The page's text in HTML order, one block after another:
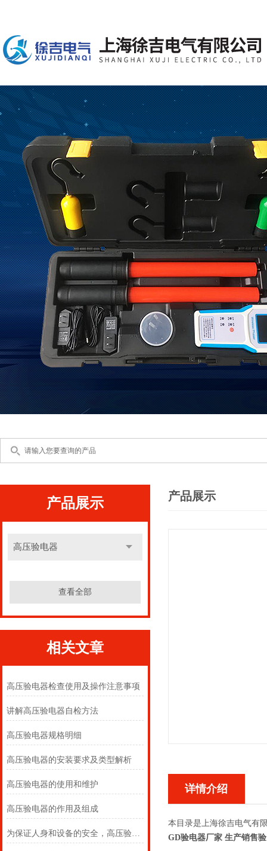
产品展示
高压验电器
查看全部
相关文章
高压验电器检查使用及操作注意事项
讲解高压验电器自检方法
高压验电器规格明细
高压验电器的安装要求及类型解析
高压验电器的使用和维护
高压验电器的作用及组成
为保证人身和设备的安全，高压验电器必须按规定的期限进行预防性试验
产品展示
详情介绍
本目录是上海徐吉电气有
GD验电器厂家 生产销售